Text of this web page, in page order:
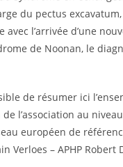
du pectus
avec l’arrivée d’une
de Noonan, le
de résumer ici
de l’association au
européen de
Verloes – APHP Robert